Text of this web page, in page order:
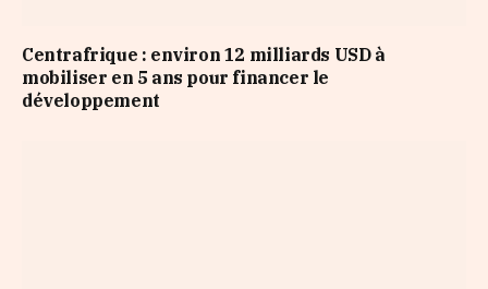
Centrafrique : environ 12 milliards USD à
mobiliser en 5 ans pour financer le
développement